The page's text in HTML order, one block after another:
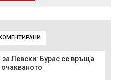
за Левски: Бурас се връща